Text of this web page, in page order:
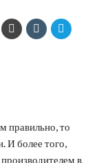
правильно, то
И более того,
в